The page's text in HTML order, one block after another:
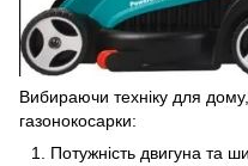
Вибираючи техніку для
газонокосарки:
Потужність двигуна та